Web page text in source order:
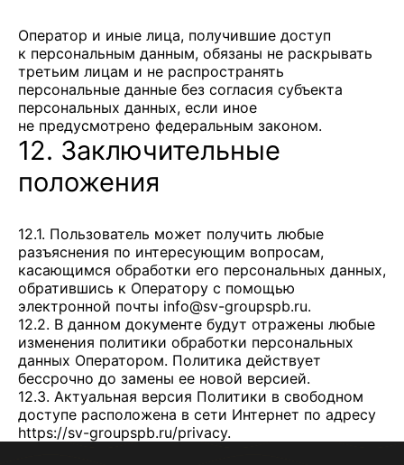
Оператор и иные лица, получившие доступ
к персональным данным, обязаны не раскрывать
третьим лицам и не распространять
персональные данные без согласия субъекта
персональных данных, если иное
не предусмотрено федеральным законом.
12. Заключительные
положения
12.1. Пользователь может получить любые
разъяснения по интересующим вопросам,
касающимся обработки его персональных данных,
обратившись к Оператору с помощью
электронной почты info@sv-groupspb.ru.
12.2. В данном документе будут отражены любые
изменения политики обработки персональных
данных Оператором. Политика действует
бессрочно до замены ее новой версией.
12.3. Актуальная версия Политики в свободном
доступе расположена в сети Интернет по адресу
https://sv-groupspb.ru/privacy.